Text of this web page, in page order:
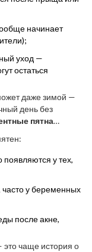
начинает
уход —
остаться
даже зимой —
день без
пятна
участки на
у тех,
у беременных
после акне,
чаще история о